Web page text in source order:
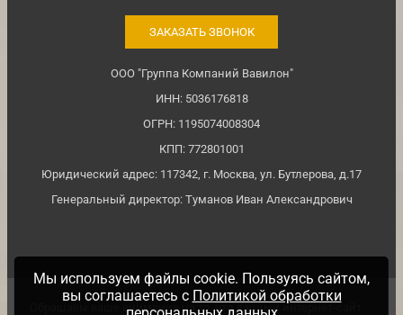
ЗАКАЗАТЬ ЗВОНОК
ООО "Группа Компаний Вавилон"
ИНН: 5036176818
ОГРН: 1195074008304
КПП: 772801001
Юридический адрес: 117342, г. Москва, ул. Бутлерова, д.17
Генеральный директор: Туманов Иван Александрович
Обращаем ваше внимание на то, что данный интернет-сайт
Мы используем файлы cookie. Пользуясь сайтом,
вы соглашаетесь с Политикой обработки